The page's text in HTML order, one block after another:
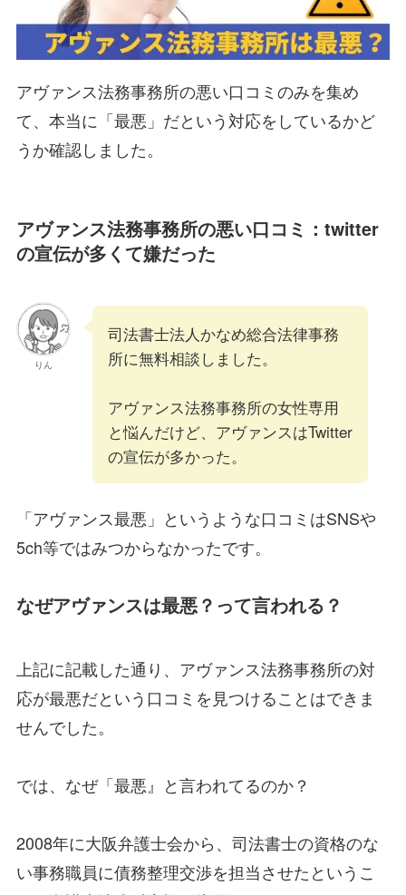
アヴァンス法務事務所の悪い口コミのみを集め
て、本当に「最悪」だという対応をしているかど
うか確認しました。
アヴァンス法務事務所の悪い口コミ：twitter
の宣伝が多くて嫌だった
りん
司法書士法人かなめ総合法律事務
所に無料相談しました。
アヴァンス法務事務所の女性専用
と悩んだけど、アヴァンスはTwitter
の宣伝が多かった。
「アヴァンス最悪」というような口コミはSNSや
5ch等ではみつからなかったです。
なぜアヴァンスは最悪？って言われる？
上記に記載した通り、アヴァンス法務事務所の対
応が最悪だという口コミを見つけることはできま
せんでした。
では、なぜ「最悪』と言われてるのか？
2008年に大阪弁護士会から、司法書士の資格のな
い事務職員に債務整理交渉を担当させたというこ